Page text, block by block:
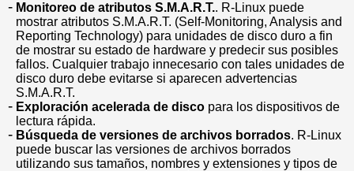
Monitoreo de atributos S.M.A.R.T.. R-Linux puede
mostrar atributos S.M.A.R.T. (Self-Monitoring, Analysis and
Reporting Technology) para unidades de disco duro a fin
de mostrar su estado de hardware y predecir sus posibles
fallos. Cualquier trabajo innecesario con tales unidades de
disco duro debe evitarse si aparecen advertencias
S.M.A.R.T.
Exploración acelerada de disco para los dispositivos de
lectura rápida.
Búsqueda de versiones de archivos borrados. R-Linux
puede buscar las versiones de archivos borrados
utilizando sus tamaños, nombres y extensiones y tipos de